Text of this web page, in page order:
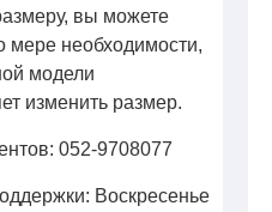
вы можете
мере необходимости,
модели
изменить размер.
052-9708077
Воскресенье